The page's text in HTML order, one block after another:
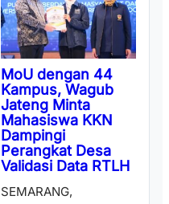
MoU dengan 44
Kampus, Wagub
Jateng Minta
Mahasiswa KKN
Dampingi
Perangkat Desa
Validasi Data RTLH
SEMARANG,